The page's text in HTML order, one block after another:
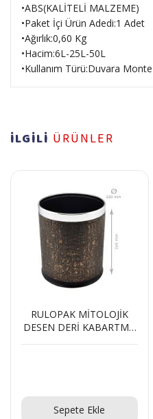
•ABS(KALİTELİ MALZEME)
•Paket İçi Ürün Adedi:1 Adet
•Ağırlık:0,60 Kg
•Hacim:6L-25L-50L
•Kullanım Türü:Duvara Monte
İLGİLİ ÜRÜNLER
RULOPAK GİZLİ
PED ATIK ÇÖP KOVASI
Sepete Ekle